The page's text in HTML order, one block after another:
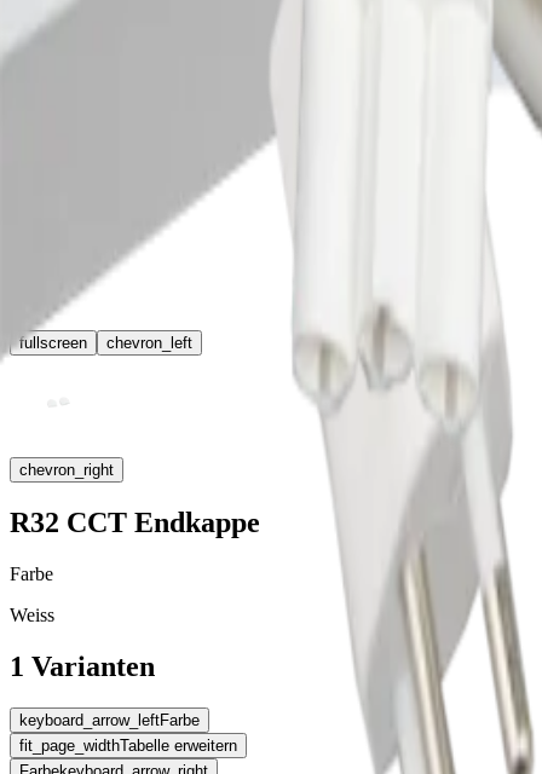
fullscreen chevron_left
chevron_right
R32 CCT Endkappe
Farbe
Weiss
1 Varianten
keyboard_arrow_leftFarbe
fit_page_widthTabelle erweitern